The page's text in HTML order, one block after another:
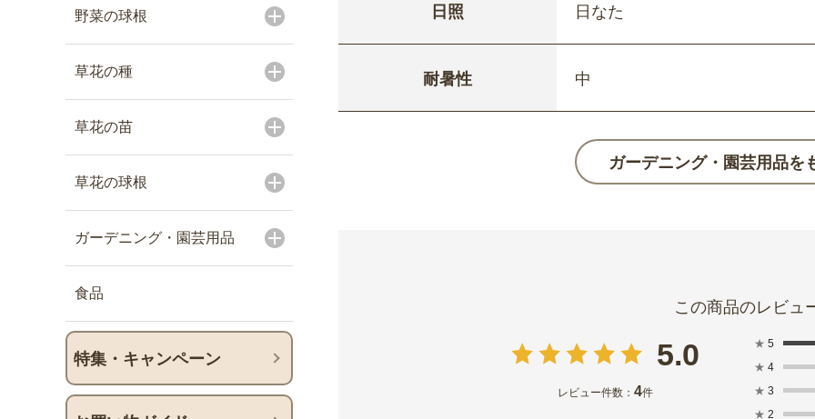
野菜の球根
草花の種
草花の苗
草花の球根
ガーデニング・園芸用品
食品
特集・キャンペーン
日照 日なた
耐暑性 中
ガーデニング・園芸用品を
5.0
レビュー件数： 4件
★ 5
★ 4
★ 3
★ 2